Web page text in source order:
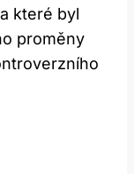
které byl
proměny